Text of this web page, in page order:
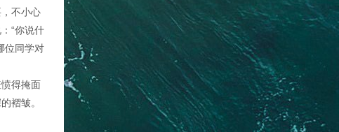
不小心
“你说什
位同学对
得掩面
褶皱。